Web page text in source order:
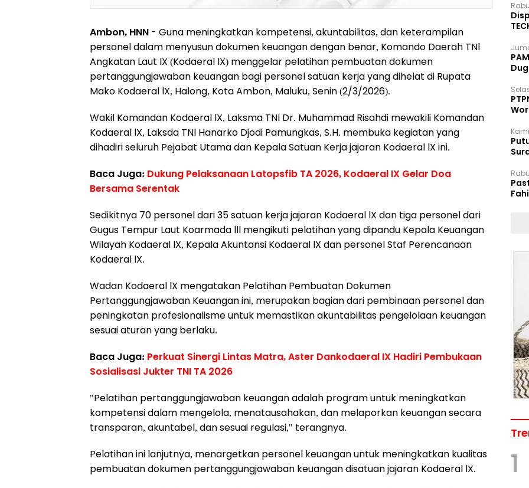
Ambon, HNN - Guna meningkatkan kompetensi, akuntabilitas, dan keterampilan
personel dalam menyusun dokumen keuangan dengan benar, Komando Daerah TNl
Angkatan Laut lX (Kodaeral lX) menggelar pelatihan pembuatan dokumen
pertanggungjawaban keuangan bagi personel satuan kerja yang dihelat di Rupata
Mako Kodaeral lX, Halong, Kota Ambon, Maluku, Senin (2/3/2026).
Wakil Komandan Kodaeral lX, Laksma TNI Dr. Muhammad Risahdi mewakili Komandan
Kodaeral lX, Laksda TNl Hanarko Djodi Pamungkas, S.H. membuka kegiatan yang
dihadiri seluruh Pejabat Utama dan Kepala Satuan Kerja jajaran Kodaeral lX ini.
Baca Juga: Dukung Pelaksanaan Latopsfib TA 2026, Kodaeral IX Gelar Doa
Bersama Serentak
Sedikitnya 70 personel dari 35 satuan kerja jajaran Kodaeral lX dan tiga personel dari
Gugus Tempur Laut Koarmada lll mengikuti pelatihan yang dipandu Kepala Keuangan
Wilayah Kodaeral lX, Kepala Akuntansi Kodaeral lX dan personel Staf Perencanaan
Kodaeral lX.
Wadan Kodaeral lX mengatakan Pelatihan Pembuatan Dokumen
Pertanggungjawaban Keuangan ini, merupakan bagian dari pembinaan personel dan
peningkatan profesionalisme untuk memastikan akuntabilitas pengelolaan keuangan
sesuai aturan yang berlaku.
Baca Juga: Perkuat Sinergi Lintas Matra, Aster Dankodaeral IX Hadiri Pembukaan
Sosialisasi Jukter TNI TA 2026
"Pelatihan pertanggungjawaban keuangan adalah program untuk meningkatkan
kompetensi dalam mengelola, menatausahakan, dan melaporkan keuangan secara
transparan, akuntabel, dan sesuai regulasi," terangnya.
Pelatihan ini lanjutnya, menargetkan personel keuangan untuk meningkatkan kualitas
pembuatan dokumen pertanggungjawaban keuangan disatuan jajaran Kodaeral lX.
1